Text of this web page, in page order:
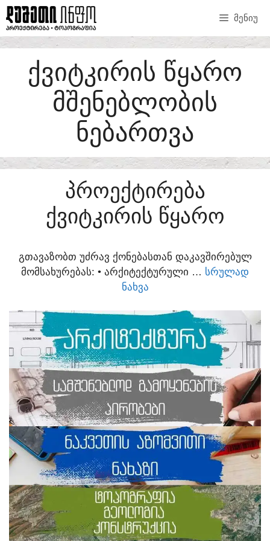
SKIP
TO
CONTENT
ᲛᲔᲜᲘᲣ
ᲥᲕᲘᲢᲙᲘᲠᲘᲡ ᲬᲧᲐᲠᲝ
ᲛᲨᲔᲜᲔᲑᲚᲝᲑᲘᲡ
ᲜᲔᲑᲐᲠᲗᲕᲐ
ᲞᲠᲝᲔᲥᲢᲘᲠᲔᲑᲐ
ᲥᲕᲘᲢᲙᲘᲠᲘᲡ ᲬᲧᲐᲠᲝ
ᲒᲗᲐᲕᲐᲖᲝᲑᲗ ᲣᲫᲠᲐᲕ ᲥᲝᲜᲔᲑᲐᲡᲗᲐᲜ ᲓᲐᲙᲐᲕᲨᲘᲠᲔᲑᲣᲚ
ᲛᲝᲛᲡᲐᲮᲣᲠᲔᲑᲐᲡ:​ • ᲐᲠᲥᲘᲢᲔᲥᲢᲣᲠᲣᲚᲘ … ᲡᲠᲣᲚᲐᲓ
ᲜᲐᲮᲕᲐ